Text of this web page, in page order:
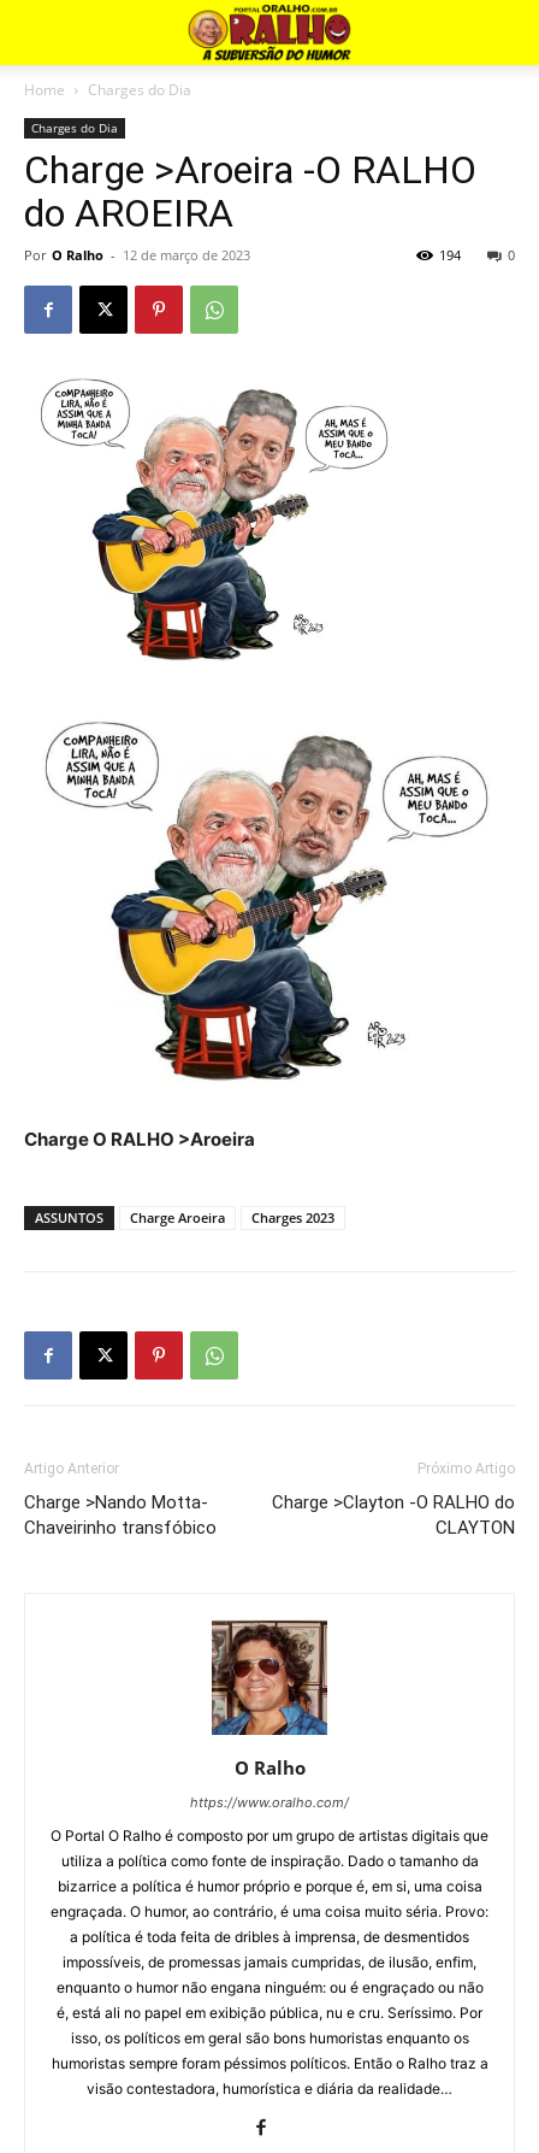
Home Charges do Dia
Charges do Dia
Charge >Aroeira -O RALHO
do AROEIRA
Por O Ralho - 12 de março de 2023 0
194
Charge O RALHO >Aroeira
ASSUNTOS Charge Aroeira Charges 2023
Artigo Anterior
Charge >Nando Motta-
Chaveirinho transfóbico
Próximo Artigo
Charge >Clayton -O RALHO do
CLAYTON
O Ralho
https://www.oralho.com/
O Portal O Ralho é composto por um grupo de artistas digitais que
utiliza a política como fonte de inspiração. Dado o tamanho da
bizarrice a política é humor próprio e porque é, em si, uma coisa
engraçada. O humor, ao contrário, é uma coisa muito séria. Provo:
a política é toda feita de dribles à imprensa, de desmentidos
impossíveis, de promessas jamais cumpridas, de ilusão, enfim,
enquanto o humor não engana ninguém: ou é engraçado ou não
é, está ali no papel em exibição pública, nu e cru. Seríssimo. Por
isso, os políticos em geral são bons humoristas enquanto os
humoristas sempre foram péssimos políticos. Então o Ralho traz a
visão contestadora, humorística e diária da realidade…